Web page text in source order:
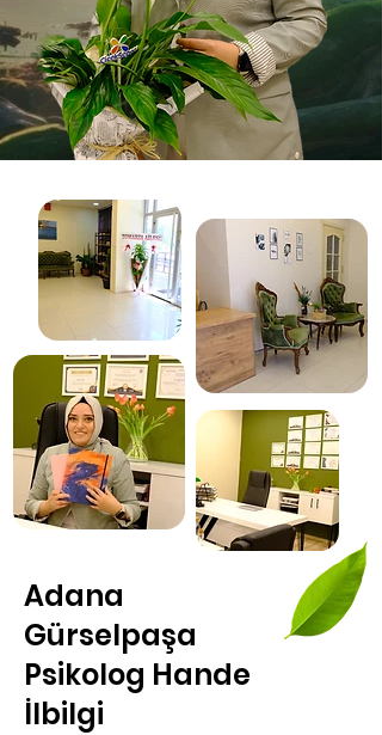
Adana
Gürselpaşa
Psikolog Hande
İlbilgi